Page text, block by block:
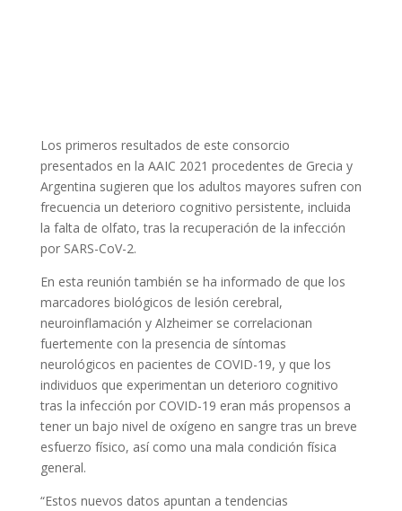
Los primeros resultados de este consorcio
presentados en la AAIC 2021 procedentes de Grecia y
Argentina sugieren que los adultos mayores sufren con
frecuencia un deterioro cognitivo persistente, incluida
la falta de olfato, tras la recuperación de la infección
por SARS-CoV-2.
En esta reunión también se ha informado de que los
marcadores biológicos de lesión cerebral,
neuroinflamación y Alzheimer se correlacionan
fuertemente con la presencia de síntomas
neurológicos en pacientes de COVID-19, y que los
individuos que experimentan un deterioro cognitivo
tras la infección por COVID-19 eran más propensos a
tener un bajo nivel de oxígeno en sangre tras un breve
esfuerzo físico, así como una mala condición física
general.
“Estos nuevos datos apuntan a tendencias